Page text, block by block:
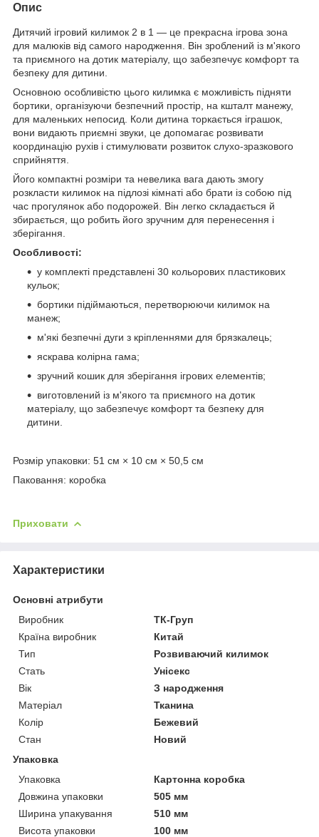
Опис
Дитячий ігровий килимок 2 в 1 — це прекрасна ігрова зона
для малюків від самого народження. Він зроблений із м'якого
та приємного на дотик матеріалу, що забезпечує комфорт та
безпеку для дитини.
Основною особливістю цього килимка є можливість підняти
бортики, організуючи безпечний простір, на кшталт манежу,
для маленьких непосид. Коли дитина торкається іграшок,
вони видають приємні звуки, це допомагає розвивати
координацію рухів і стимулювати розвиток слухо-зразкового
сприйняття.
Його компактні розміри та невелика вага дають змогу
розкласти килимок на підлозі кімнаті або брати із собою під
час прогулянок або подорожей. Він легко складається й
збирається, що робить його зручним для перенесення і
зберігання.
Особливості:
у комплекті представлені 30 кольорових пластикових
кульок;
бортики підіймаються, перетворюючи килимок на
манеж;
м'які безпечні дуги з кріпленнями для брязкалець;
яскрава колірна гама;
зручний кошик для зберігання ігрових елементів;
виготовлений із м'якого та приємного на дотик
матеріалу, що забезпечує комфорт та безпеку для
дитини.
Розмір упаковки: 51 см × 10 см × 50,5 см
Паковання: коробка
Приховати
Характеристики
Основні атрибути
Виробник
ТК-Груп
Країна виробник
Китай
Тип
Розвиваючий килимок
Стать
Унісекс
Вік
З народження
Матеріал
Тканина
Колір
Бежевий
Стан
Новий
Упаковка
Упаковка
Картонна коробка
Довжина упаковки
505 мм
Ширина упакування
510 мм
Висота упаковки
100 мм